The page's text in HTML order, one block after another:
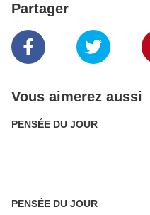
Partager
Vous aimerez aussi
PENSÉE DU JOUR
PENSÉE DU JOUR